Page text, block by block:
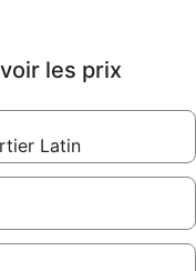
les prix
Latin